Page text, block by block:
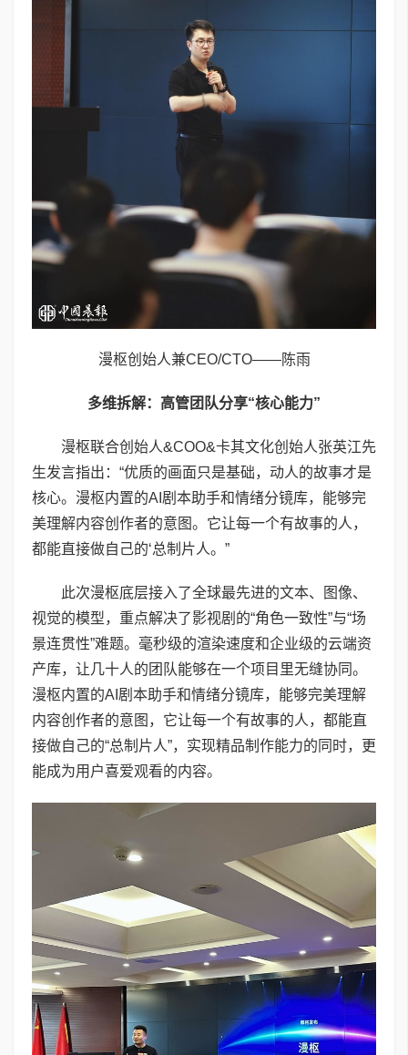
漫枢创始人兼CEO/CTO——陈雨
多维拆解：高管团队分享“核心能力”
漫枢联合创始人&COO&卡其文化创始人张英江先
生发言指出：“优质的画面只是基础，动人的故事才是
核心。漫枢内置的AI剧本助手和情绪分镜库，能够完
美理解内容创作者的意图。它让每一个有故事的人，
都能直接做自己的‘总制片人。”
此次漫枢底层接入了全球最先进的文本、图像、
视觉的模型，重点解决了影视剧的“角色一致性”与“场
景连贯性”难题。毫秒级的渲染速度和企业级的云端资
产库，让几十人的团队能够在一个项目里无缝协同。
漫枢内置的AI剧本助手和情绪分镜库，能够完美理解
内容创作者的意图，它让每一个有故事的人，都能直
接做自己的“总制片人”，实现精品制作能力的同时，更
能成为用户喜爱观看的内容。